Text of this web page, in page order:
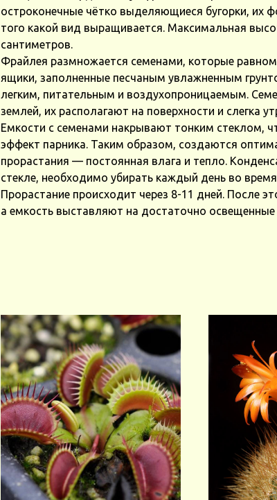
остроконечные чётко выделяющиеся бугорки, их
того какой вид выращивается. Максимальная
сантиметров.
Фрайлея размножается семенами, которые
ящики, заполненные песчаным увлажненным
легким, питательным и воздухопроницаемым.
землей, их располагают на поверхности и слегка
Емкости с семенами накрывают тонким стеклом,
эффект парника. Таким образом, создаются
прорастания — постоянная влага и тепло.
стекле, необходимо убирать каждый день во
Прорастание происходит через 8-11 дней. После
а емкость выставляют на достаточно освещенные